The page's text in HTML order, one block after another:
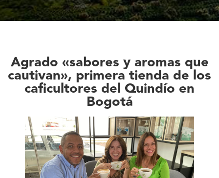
Agrado «sabores y aromas que
cautivan», primera tienda de los
caficultores del Quindío en
Bogotá